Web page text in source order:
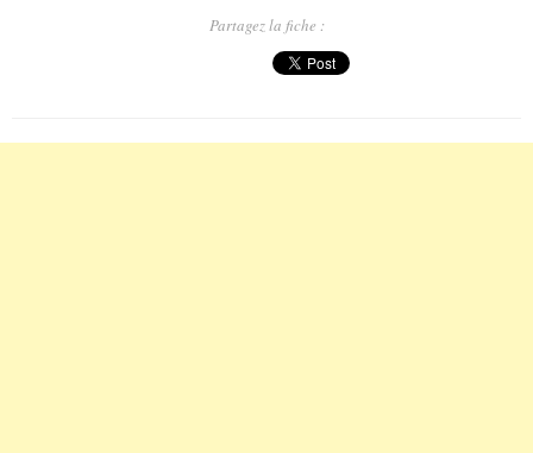
Partagez la fiche :